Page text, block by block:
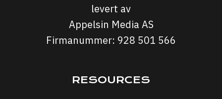
levert av
Appelsin Media AS
Firmanummer: 928 501 566
RESOURCES